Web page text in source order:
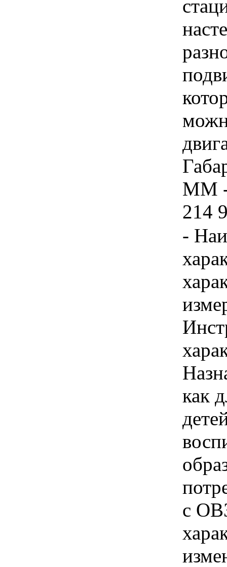
ММ -
214
-
как
с